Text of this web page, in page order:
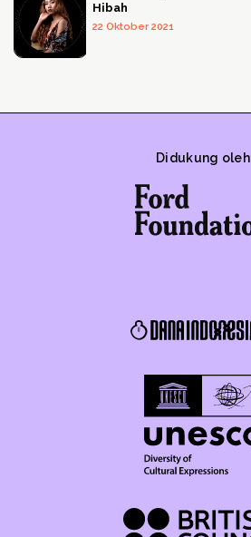
Hibah
22 Oktober 2021
Didukung oleh